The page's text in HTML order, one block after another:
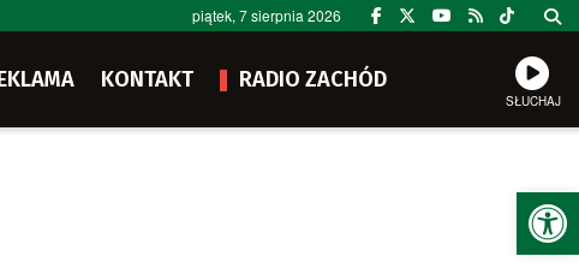
piątek, 7 sierpnia 2026
KONTAKT RADIO ZACHÓD
SŁUCHAJ